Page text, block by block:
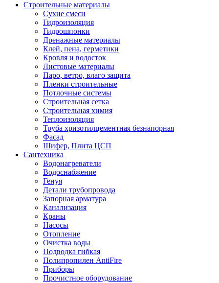
Строительные материалы
Сухие смеси
Гидроизоляция
Гидрошпонки
Дренажные материалы
Клей, пена, герметики
Кровля и водосток
Листовые материалы
Паро, ветро, влаго защита
Пленки строительные
Потлочные системы
Строительная сетка
Строительная химия
Теплоизоляция
Труба хризотилцементная безнапорная
Фасад
Шифер, Плита ЦСП
Сантехника
Водонагреватели
Водоснабжение
Генуя
Детали трубопровода
Запорная арматура
Канализация
Краны
Насосы
Отопление
Очистка воды
Подводка гибкая
Полипропилен AntiFire
Приборы
Прочистное оборудование